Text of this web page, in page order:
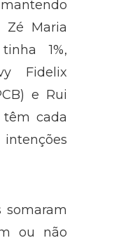
(PSOL)
Zé Maria
1%,
Fidelix
e Rui
têm cada
somaram